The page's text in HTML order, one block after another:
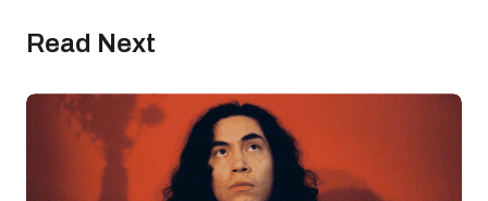
Read Next